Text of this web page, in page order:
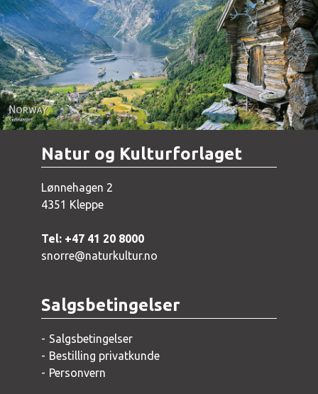
Norway - Geiranger
Natur og Kulturforlaget
Lønnehagen 2
4351 Kleppe
Tel: +47 41 20 8000
snorre@naturkultur.no
Salgsbetingelser
Salgsbetingelser
Bestilling privatkunde
Personvern